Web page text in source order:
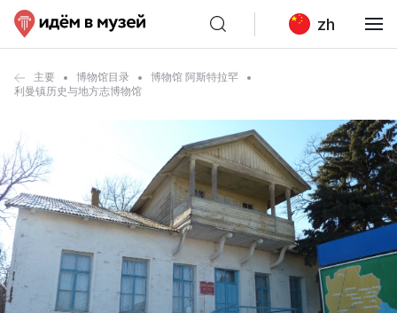
zh
主要 博物馆目录
博物馆 阿斯特拉罕
利曼镇历史与地方志博物馆